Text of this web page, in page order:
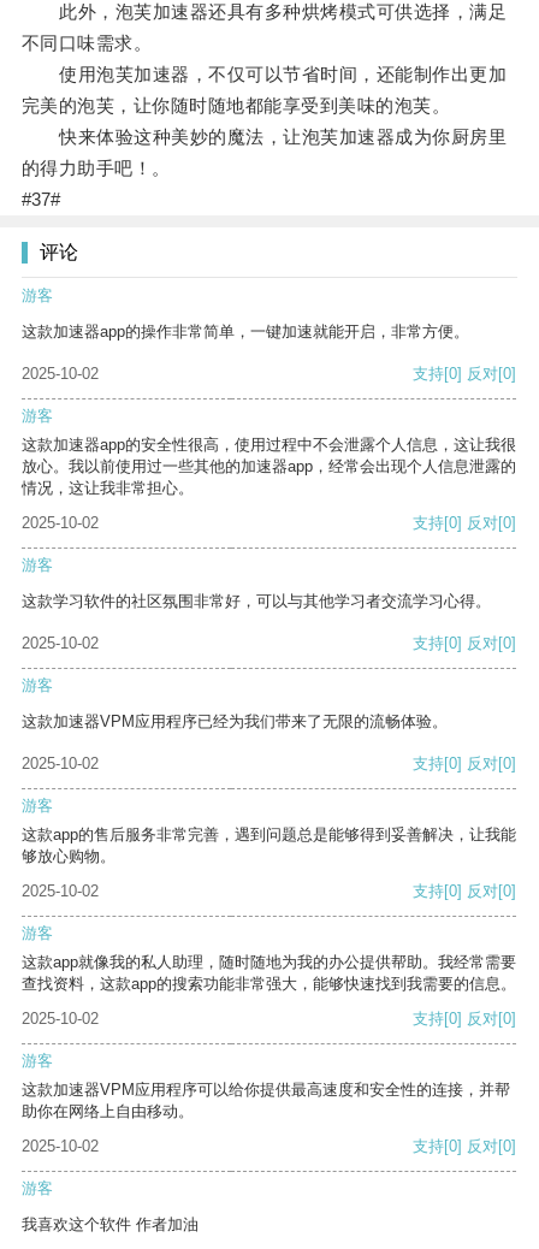
此外，泡芙加速器还具有多种烘烤模式可供选择，满足
不同口味需求。
使用泡芙加速器，不仅可以节省时间，还能制作出更加
完美的泡芙，让你随时随地都能享受到美味的泡芙。
快来体验这种美妙的魔法，让泡芙加速器成为你厨房里
的得力助手吧！。
#37#
评论
游客
这款加速器app的操作非常简单，一键加速就能开启，非常方便。
2025-10-02 支持[0] 反对[0]
游客
这款加速器app的安全性很高，使用过程中不会泄露个人信息，这让我很
放心。我以前使用过一些其他的加速器app，经常会出现个人信息泄露的
情况，这让我非常担心。
2025-10-02
支持[0] 反对[0]
游客
这款学习软件的社区氛围非常好，可以与其他学习者交流学习心得。
2025-10-02 支持[0] 反对[0]
游客
这款加速器VPM应用程序已经为我们带来了无限的流畅体验。
2025-10-02 支持[0] 反对[0]
游客
这款app的售后服务非常完善，遇到问题总是能够得到妥善解决，让我能
够放心购物。
2025-10-02
支持[0] 反对[0]
游客
这款app就像我的私人助理，随时随地为我的办公提供帮助。我经常需要
查找资料，这款app的搜索功能非常强大，能够快速找到我需要的信息。
2025-10-02
支持[0] 反对[0]
游客
这款加速器VPM应用程序可以给你提供最高速度和安全性的连接，并帮
助你在网络上自由移动。
2025-10-02
支持[0] 反对[0]
游客
我喜欢这个软件 作者加油